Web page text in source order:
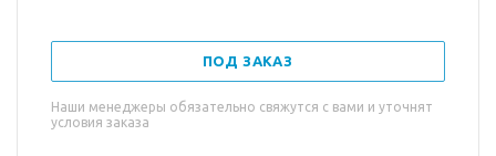
ПОД ЗАКАЗ
Наши менеджеры обязательно свяжутся с вами и уточнят
условия заказа